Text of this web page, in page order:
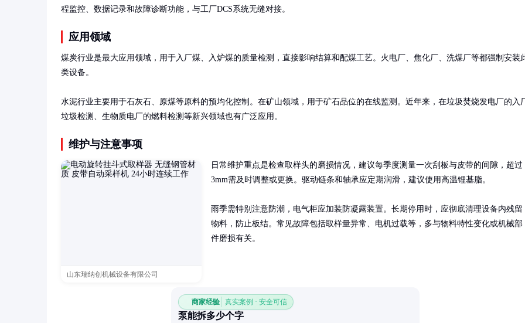
程监控、数据记录和故障诊断功能，与工厂DCS系统无缝对接。
应用领域
煤炭行业是最大应用领域，用于入厂煤、入炉煤的质量检测，直接影响结算和配煤工艺。火电厂、焦化厂、洗煤厂等都强制安装
类设备。
水泥行业主要用于石灰石、原煤等原料的预均化控制。在矿山领域，用于矿石品位的在线监测。近年来，在垃圾焚烧发电厂的入
垃圾检测、生物质电厂的燃料检测等新兴领域也有广泛应用。
维护与注意事项
山东瑞纳创机械设备有限公司
日常维护重点是检查取样头的磨损情况，建议每季度测量一次刮板与皮带的间隙，超过
3mm需及时调整或更换。驱动链条和轴承应定期润滑，建议使用高温锂基脂。
雨季需特别注意防潮，电气柜应加装防凝露装置。长期停用时，应彻底清理设备内残留
物料，防止板结。常见故障包括取样量异常、电机过载等，多与物料特性变化或机械部
件磨损有关。
商家经验 真实案例 · 安全可信
泵能拆多少个字